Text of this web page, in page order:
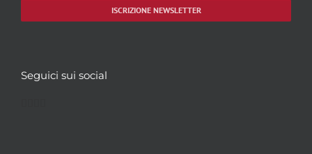
ISCRIZIONE NEWSLETTER
Seguici sui social